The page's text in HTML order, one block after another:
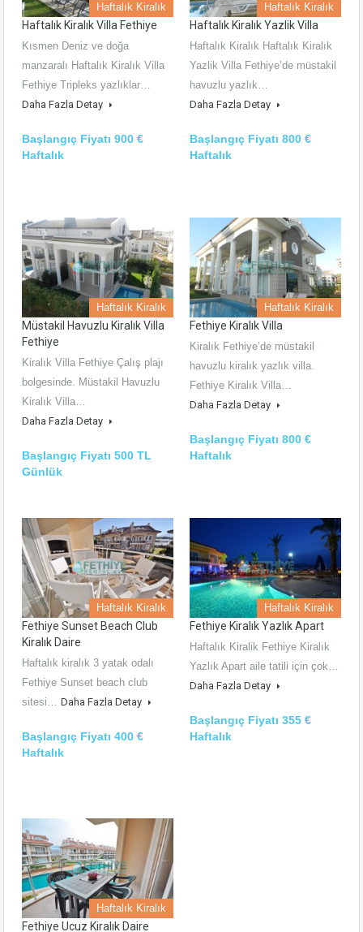
Haftalık Kiralık
Haftalık Kiralık Villa Fethiye
Kısmen Deniz ve doğa
manzaralı Haftalık Kiralık Villa
Fethiye Tripleks yazlıklar…
Daha Fazla Detay
Başlangıç Fiyatı 900 €
Haftalık
Haftalık Kiralık
Haftalık Kiralık Yazlik Villa
Haftalık Kiralık Haftalık Kiralık
Yazlik Villa Fethiye’de müstakil
havuzlu yazlık…
Daha Fazla Detay
Başlangıç Fiyatı 800 €
Haftalık
Haftalık Kiralık
Müstakil Havuzlu Kiralık Villa
Fethiye
Kiralık Villa Fethiye Çalış plajı
bolgesinde. Müstakil Havuzlu
Kiralık Villa…
Daha Fazla Detay
Başlangıç Fiyatı 500 TL
Günlük
Haftalık Kiralık
Fethiye Kiralık Villa
Kiralık Fethiye’de müstakil
havuzlu kiralık yazlık villa.
Fethiye Kiralık Villa…
Daha Fazla Detay
Başlangıç Fiyatı 800 €
Haftalık
Haftalık Kiralık
Fethiye Sunset Beach Club
Kiralık Daire
Haftalık kiralık 3 yatak odalı
Fethiye Sunset beach club
sitesi… Daha Fazla Detay
Başlangıç Fiyatı 400 €
Haftalık
Haftalık Kiralık
Fethiye Kiralık Yazlık Apart
Haftalık Kiralik Fethiye Kiralık
Yazlık Apart aile tatili için çok…
Daha Fazla Detay
Başlangıç Fiyatı 355 €
Haftalık
Haftalık Kiralık
Fethiye Ucuz Kiralık Daire